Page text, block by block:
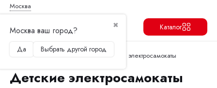
Москва
✖
Москва ваш город?
Да Выбрать другой город
Каталог
Главная Электросамокаты Детские электросамокаты
Детские электросамокаты
Продолжить Перейти в корзину